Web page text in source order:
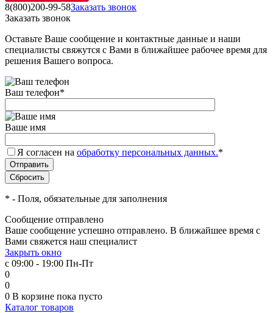
8(800)200-99-58Заказать звонок
Заказать звонок
Оставьте Ваше сообщение и контактные данные и наши
специалисты свяжутся с Вами в ближайшее рабочее время для
решения Вашего вопроса.
Ваш телефон*
Ваше имя
Я согласен на обработку персональных данных.*
* - Поля, обязательные для заполнения
Сообщение отправлено
Ваше сообщение успешно отправлено. В ближайшее время с
Вами свяжется наш специалист
Закрыть окно
с 09:00 - 19:00 Пн-Пт
0
0
0 В корзине пока пусто
Каталог товаров